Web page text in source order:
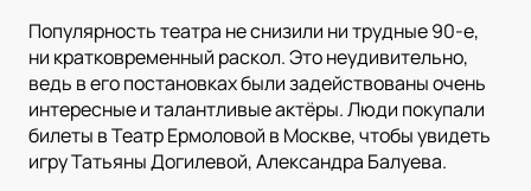
Популярность театра не снизили ни трудные 90-е,
ни кратковременный раскол. Это неудивительно,
ведь в его постановках были задействованы очень
интересные и талантливые актёры. Люди покупали
билеты в Театр Ермоловой в Москве, чтобы увидеть
игру Татьяны Догилевой, Александра Балуева.